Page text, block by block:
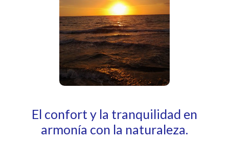
El confort y la tranquilidad en
armonía con la naturaleza.